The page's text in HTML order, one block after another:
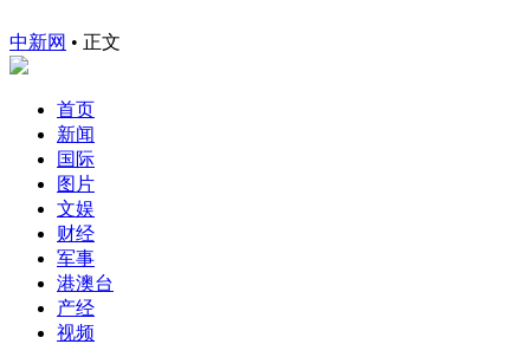
中新网 • 正文
首页
新闻
国际
图片
文娱
财经
军事
港澳台
产经
视频